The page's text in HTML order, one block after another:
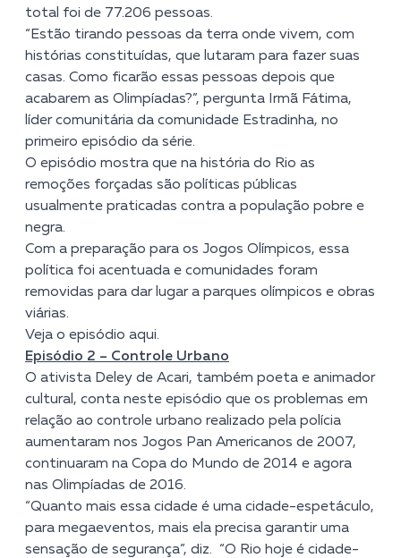
total foi de 77.206 pessoas.
“Estão tirando pessoas da terra onde vivem, com
histórias constituídas, que lutaram para fazer suas
casas. Como ficarão essas pessoas depois que
acabarem as Olimpíadas?”, pergunta Irmã Fátima,
líder comunitária da comunidade Estradinha, no
primeiro episódio da série.
O episódio mostra que na história do Rio as
remoções forçadas são políticas públicas
usualmente praticadas contra a população pobre e
negra.
Com a preparação para os Jogos Olímpicos, essa
política foi acentuada e comunidades foram
removidas para dar lugar a parques olímpicos e obras
viárias.
Veja o episódio aqui.
Episódio 2 – Controle Urbano
O ativista Deley de Acari, também poeta e animador
cultural, conta neste episódio que os problemas em
relação ao controle urbano realizado pela polícia
aumentaram nos Jogos Pan Americanos de 2007,
continuaram na Copa do Mundo de 2014 e agora
nas Olimpíadas de 2016.
“Quanto mais essa cidade é uma cidade-espetáculo,
para megaeventos, mais ela precisa garantir uma
sensação de segurança”, diz. “O Rio hoje é cidade-